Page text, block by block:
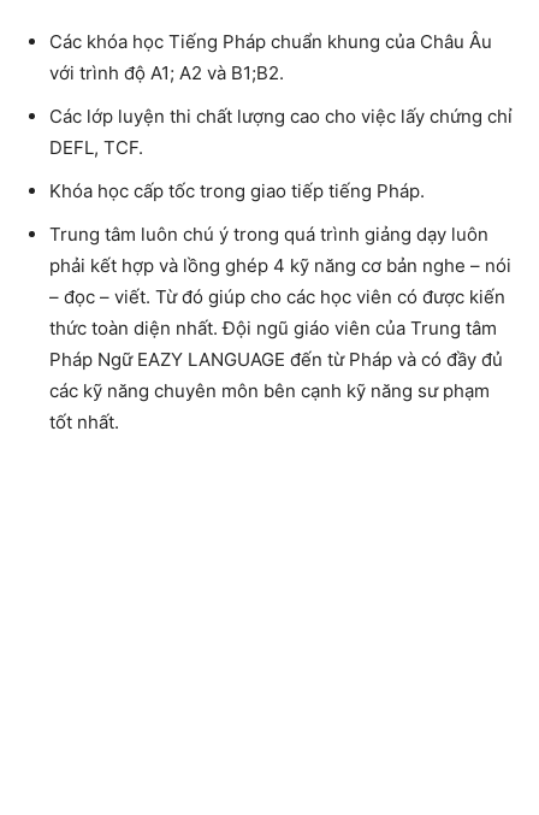
Các khóa học Tiếng Pháp chuẩn khung của Châu Âu
với trình độ A1; A2 và B1;B2.
Các lớp luyện thi chất lượng cao cho việc lấy chứng chỉ
DEFL, TCF.
Khóa học cấp tốc trong giao tiếp tiếng Pháp.
Trung tâm luôn chú ý trong quá trình giảng dạy luôn
phải kết hợp và lồng ghép 4 kỹ năng cơ bản nghe – nói
– đọc – viết. Từ đó giúp cho các học viên có được kiến
thức toàn diện nhất. Đội ngũ giáo viên của Trung tâm
Pháp Ngữ EAZY LANGUAGE đến từ Pháp và có đầy đủ
các kỹ năng chuyên môn bên cạnh kỹ năng sư phạm
tốt nhất.